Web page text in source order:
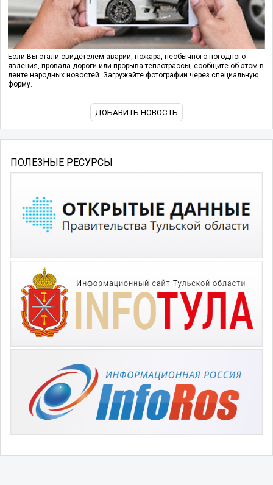
Если Вы стали свидетелем аварии, пожара, необычного погодного
явления, провала дороги или прорыва теплотрассы, сообщите об этом в
ленте народных новостей. Загружайте фотографии через специальную
форму.
ДОБАВИТЬ НОВОСТЬ
ПОЛЕЗНЫЕ РЕСУРСЫ